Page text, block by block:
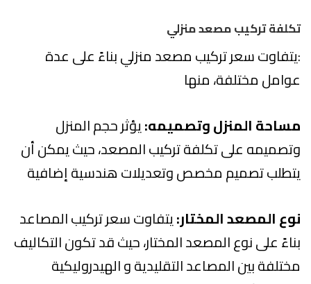
تكلفة تركيب مصعد منزلي
:يتفاوت سعر تركيب مصعد منزلي بناءً على عدة
عوامل مختلفة، منها
مساحة المنزل وتصميمه:يؤثر حجم المنزل
وتصميمه على تكلفة تركيب المصعد، حيث يمكن أن
يتطلب تصميم مخصص وتعديلات هندسية إضافية
نوع المصعد المختار:يتفاوت سعر تركيب المصاعد
بناءً على نوع المصعد المختار، حيث قد تكون التكاليف
مختلفة بين المصاعد التقليدية و الهيدروليكية